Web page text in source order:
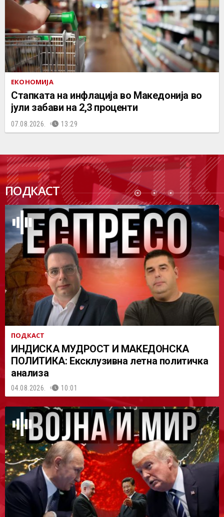
ЕКОНОМИЈА
Стапката на инфлација во Македонија во
јули забави на 2,3 проценти
07.08.2026. 13:29
ПОДКАСТ
ПОДК
АСТ
ПОДКАСТ
ИНДИСКА МУДРОСТ И МАКЕДОНСКА
ПОЛИТИКА: Ексклузивна летна политичка
анализа
04.08.2026. 10:01